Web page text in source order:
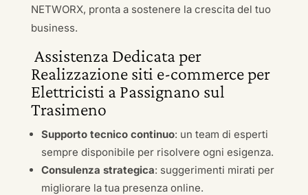
NETWORX, pronta a sostenere la crescita del tuo
business.
Assistenza Dedicata per
Realizzazione siti e-commerce per
Elettricisti a Passignano sul
Trasimeno
Supporto tecnico continuo: un team di esperti
sempre disponibile per risolvere ogni esigenza.
Consulenza strategica: suggerimenti mirati per
migliorare la tua presenza online.